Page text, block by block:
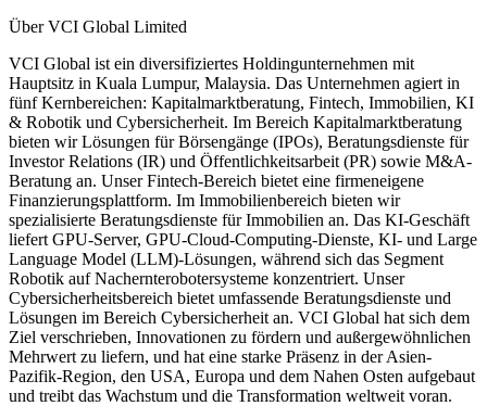
Über VCI Global Limited
VCI Global ist ein diversifiziertes Holdingunternehmen mit
Hauptsitz in Kuala Lumpur, Malaysia. Das Unternehmen agiert in
fünf Kernbereichen: Kapitalmarktberatung, Fintech, Immobilien, KI
& Robotik und Cybersicherheit. Im Bereich Kapitalmarktberatung
bieten wir Lösungen für Börsengänge (IPOs), Beratungsdienste für
Investor Relations (IR) und Öffentlichkeitsarbeit (PR) sowie M&A-
Beratung an. Unser Fintech-Bereich bietet eine firmeneigene
Finanzierungsplattform. Im Immobilienbereich bieten wir
spezialisierte Beratungsdienste für Immobilien an. Das KI-Geschäft
liefert GPU-Server, GPU-Cloud-Computing-Dienste, KI- und Large
Language Model (LLM)-Lösungen, während sich das Segment
Robotik auf Nachernterobotersysteme konzentriert. Unser
Cybersicherheitsbereich bietet umfassende Beratungsdienste und
Lösungen im Bereich Cybersicherheit an. VCI Global hat sich dem
Ziel verschrieben, Innovationen zu fördern und außergewöhnlichen
Mehrwert zu liefern, und hat eine starke Präsenz in der Asien-
Pazifik-Region, den USA, Europa und dem Nahen Osten aufgebaut
und treibt das Wachstum und die Transformation weltweit voran.